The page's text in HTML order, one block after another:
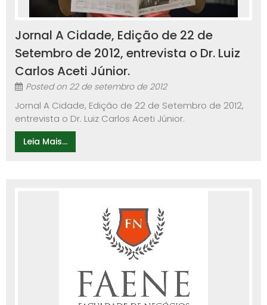
Jornal A Cidade, Edição de 22 de
Setembro de 2012, entrevista o Dr. Luiz
Carlos Aceti Júnior.
Posted on 22 de setembro de 2012
Jornal A Cidade, Edição de 22 de Setembro de 2012,
entrevista o Dr. Luiz Carlos Aceti Júnior.
Leia Mais...